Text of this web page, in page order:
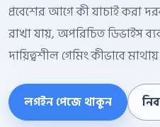
প্রবেশের আগে কী যাচাই করা
রাখা যায়, অপরিচিত ডিভাইস
দায়িত্বশীল গেমিং কীভাবে
লগইন পেজে থাকুন